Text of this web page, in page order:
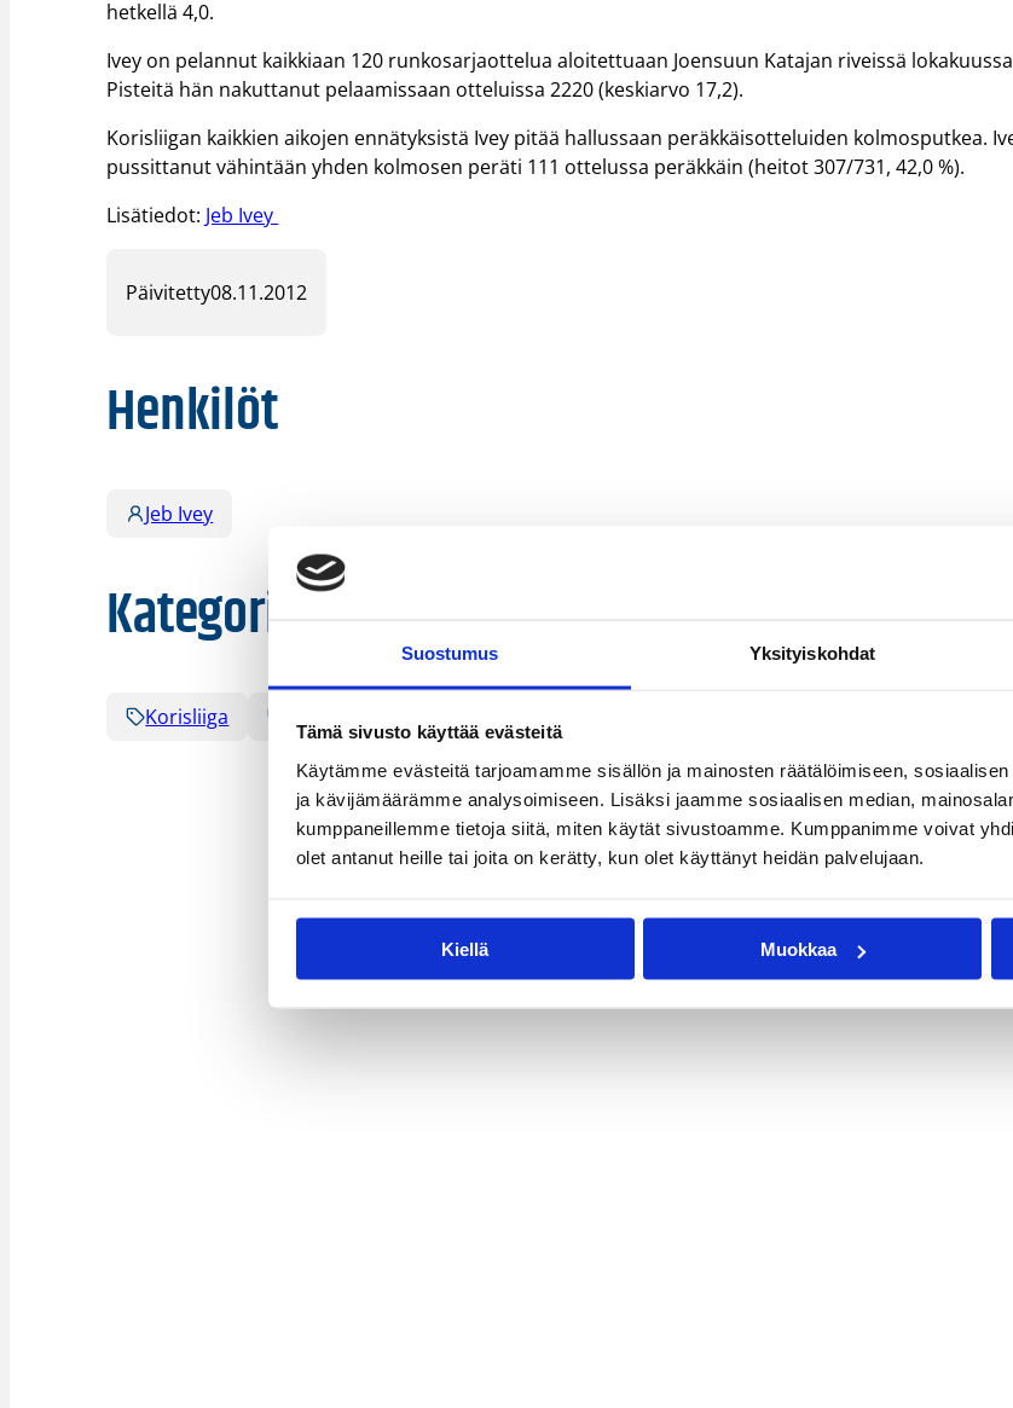
Suostumus Yksityiskohdat
Tämä sivusto käyttää evästeitä
Käytämme evästeitä tarjoamamme sisällön ja mainosten räätälöimiseen,
ja kävijämäärämme analysoimiseen. Lisäksi jaamme sosiaalisen median,
kumppaneillemme tietoja siitä, miten käytät sivustoamme. Kumppanimme voivat
olet antanut heille tai joita on kerätty, kun olet käyttänyt heidän palvelujaan.
Kiellä Muokkaa
hetkellä 4,0.
Ivey on pelannut kaikkiaan 120 runkosarjaottelua aloitettuaan Joensuun Katajan riveissä
Pisteitä hän nakuttanut pelaamissaan otteluissa 2220 (keskiarvo 17,2).
Korisliigan kaikkien aikojen ennätyksistä Ivey pitää hallussaan peräkkäisotteluiden kolmosputkea.
pussittanut vähintään yhden kolmosen peräti 111 ottelussa peräkkäin (heitot 307/731, 42,0 %).
Lisätiedot: Jeb Ivey
Päivitetty08.11.2012
Henkilöt
Jeb Ivey
Kategoriat
Korisliiga